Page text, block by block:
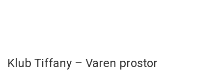
Klub Tiffany – Varen prostor